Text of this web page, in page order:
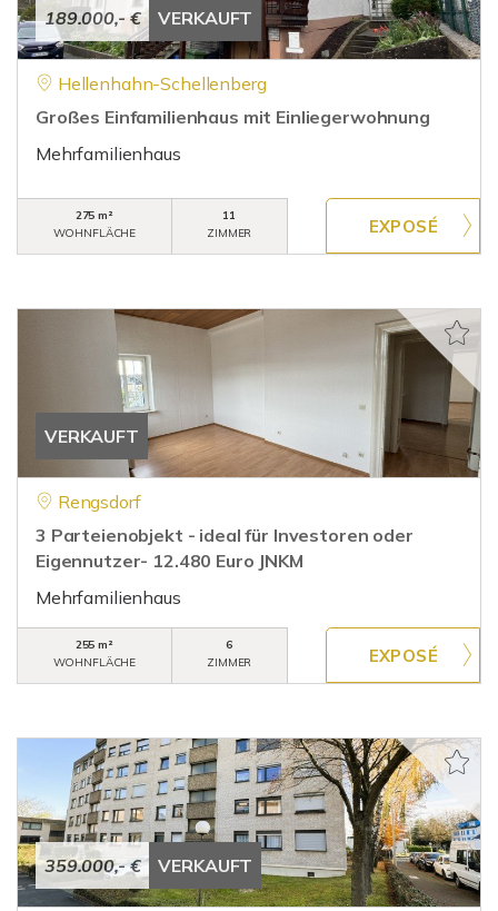
189.000,- € VERKAUFT
Hellenhahn-Schellenberg
Großes Einfamilienhaus mit Einliegerwohnung
Mehrfamilienhaus
275 m²
WOHNFLÄCHE
11
ZIMMER
VERKAUFT
Rengsdorf
3 Parteienobjekt - ideal für Investoren oder
Eigennutzer- 12.480 Euro JNKM
Mehrfamilienhaus
255 m²
WOHNFLÄCHE
6
ZIMMER
359.000,- € VERKAUFT